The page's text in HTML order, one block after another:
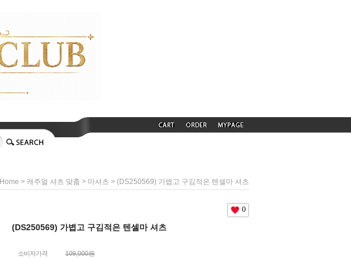
Home > 캐주얼 셔츠 맞춤 > 마셔츠 > (DS250569) 가볍고 구김적은 텐셀마 셔츠
0
(DS250569) 가볍고 구김적은 텐셀마 셔츠
소비자가격
109,000원